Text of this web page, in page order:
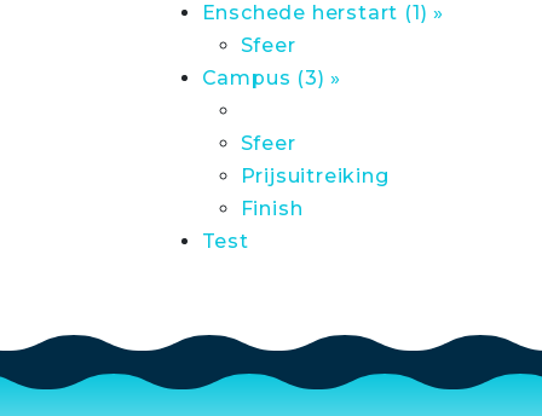
Enschede herstart (1) »
Sfeer
Campus (3) »
Sfeer
Prijsuitreiking
Finish
Test